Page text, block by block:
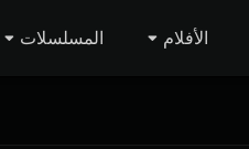
الأفلام المسلسلات